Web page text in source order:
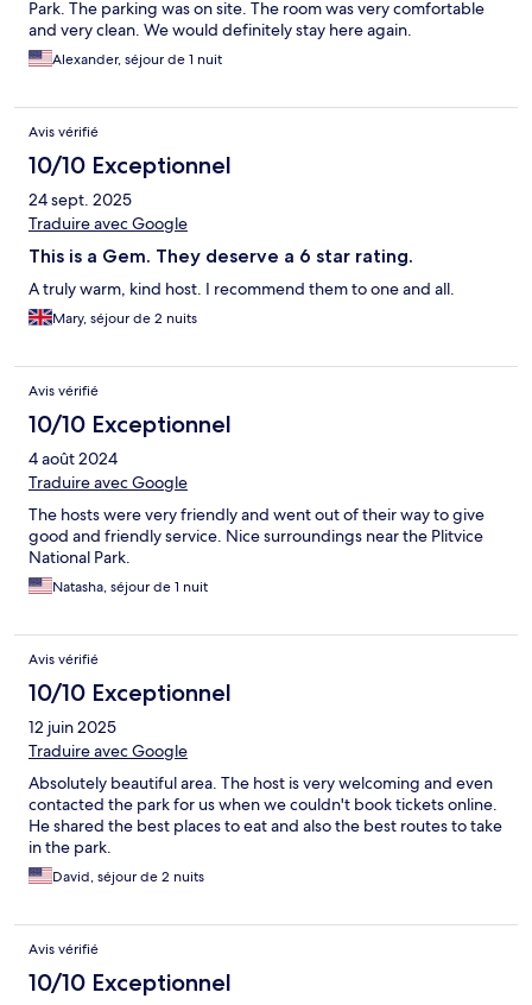
Park. The parking was on site. The room was very comfortable
and very clean. We would definitely stay here again.
Alexander, séjour de 1 nuit
Avis vérifié
10/10 Exceptionnel
24 sept. 2025
Traduire avec Google
This is a Gem. They deserve a 6 star rating.
A truly warm, kind host. I recommend them to one and all.
Mary, séjour de 2 nuits
Avis vérifié
10/10 Exceptionnel
4 août 2024
Traduire avec Google
The hosts were very friendly and went out of their way to give
good and friendly service. Nice surroundings near the Plitvice
National Park.
Natasha, séjour de 1 nuit
Avis vérifié
10/10 Exceptionnel
12 juin 2025
Traduire avec Google
Absolutely beautiful area. The host is very welcoming and even
contacted the park for us when we couldn't book tickets online.
He shared the best places to eat and also the best routes to take
in the park.
David, séjour de 2 nuits
Avis vérifié
10/10 Exceptionnel